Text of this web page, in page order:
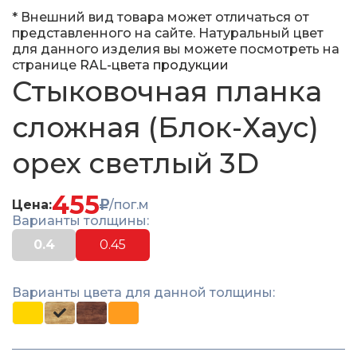
* Внешний вид товара может отличаться от
представленного на сайте. Натуральный цвет
для данного изделия вы можете посмотреть на
странице RAL-цвета продукции
Стыковочная планка
сложная (Блок-Хаус)
орех светлый 3D
Цена:455
/пог.м
Варианты толщины:
0.4
0.45
Варианты цвета для данной толщины: